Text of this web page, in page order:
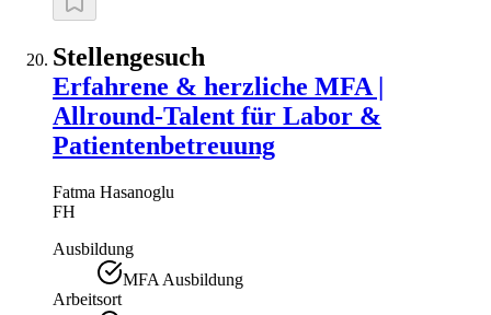
Stellengesuch
Erfahrene & herzliche MFA |
Allround-Talent für Labor &
Patientenbetreuung
Fatma Hasanoglu
FH
Ausbildung
MFA Ausbildung
Arbeitsort